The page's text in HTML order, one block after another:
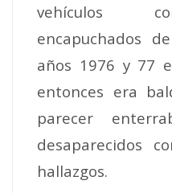
vehículos
encapuchados
años 1976 y 77
entonces era
parecer
desaparecidos
hallazgos.